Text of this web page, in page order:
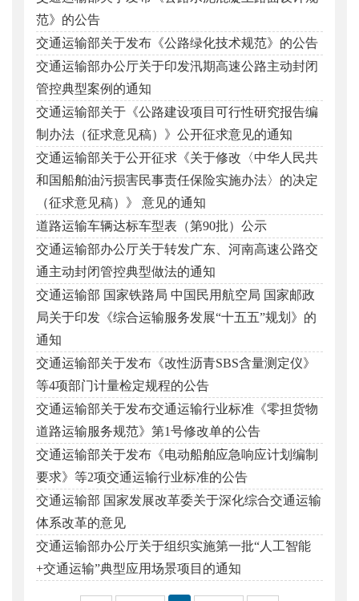
范》的公告
交通运输部关于发布《公路绿化技术规范》的公告
交通运输部办公厅关于印发汛期高速公路主动封闭
管控典型案例的通知
交通运输部关于《公路建设项目可行性研究报告编
制办法（征求意见稿）》公开征求意见的通知
交通运输部关于公开征求《关于修改〈中华人民共
和国船舶油污损害民事责任保险实施办法〉的决定
（征求意见稿）》 意见的通知
道路运输车辆达标车型表（第90批）公示
交通运输部办公厅关于转发广东、河南高速公路交
通主动封闭管控典型做法的通知
交通运输部 国家铁路局 中国民用航空局 国家邮政
局关于印发《综合运输服务发展“十五五”规划》的
通知
交通运输部关于发布《改性沥青SBS含量测定仪》
等4项部门计量检定规程的公告
交通运输部关于发布交通运输行业标准《零担货物
道路运输服务规范》第1号修改单的公告
交通运输部关于发布《电动船舶应急响应计划编制
要求》等2项交通运输行业标准的公告
交通运输部 国家发展改革委关于深化综合交通运输
体系改革的意见
交通运输部办公厅关于组织实施第一批“人工智能
+交通运输”典型应用场景项目的通知